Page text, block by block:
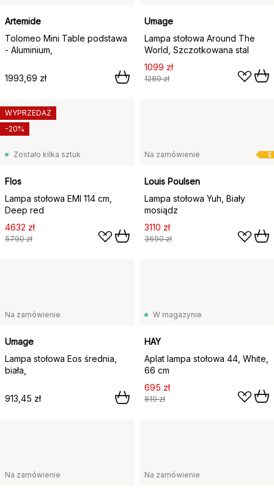
Artemide
Tolomeo Mini Table podstawa
- Aluminium,
1993,69 zł
Umage
Lampa stołowa Around The
World, Szczotkowana stal
1099 zł
1289 zł
Zostało kilka sztuk
Flos
Lampa stołowa EMI 114 cm,
Deep red
4632 zł
5790 zł
WYPRZEDAŻ
-20%
E
Na zamówienie
Louis Poulsen
Lampa stołowa Yuh, Biały
mosiądz
3110 zł
3690 zł
Na zamówienie
Umage
Lampa stołowa Eos średnia,
biała,
913,45 zł
W magazynie
HAY
Aplat lampa stołowa 44, White,
66 cm
695 zł
819 zł
Na zamówienie Na zamówienie